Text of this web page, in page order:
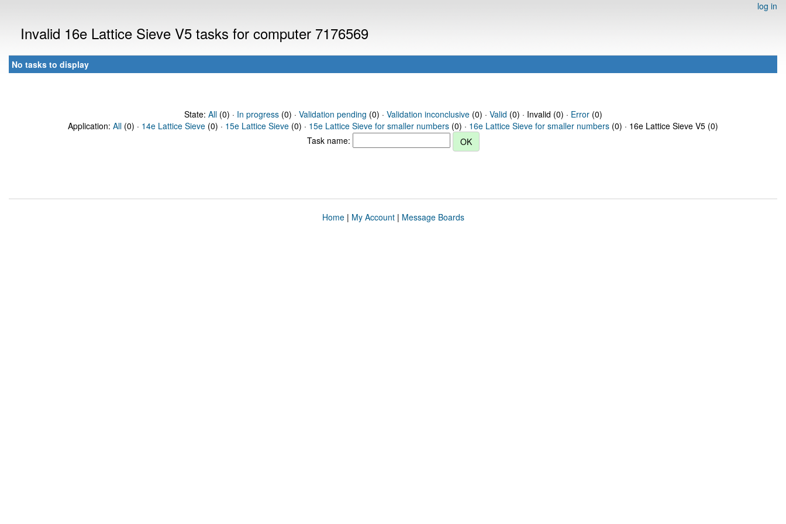
log in
Invalid 16e Lattice Sieve V5 tasks for computer 7176569
No tasks to display
State: All(0) · In progress(0) · Validation pending (0) · Validation inconclusive(0) · Valid (0) · Invalid (0) · Error(0)
Application: All (0) · 14e Lattice Sieve (0) · 15e Lattice Sieve (0) · 15e Lattice Sieve for smaller numbers (0) · 16e Lattice Sieve for smaller numbers (0) · 16e Lattice Sieve V5 (0)
Task name:
Home| My Account| Message Boards